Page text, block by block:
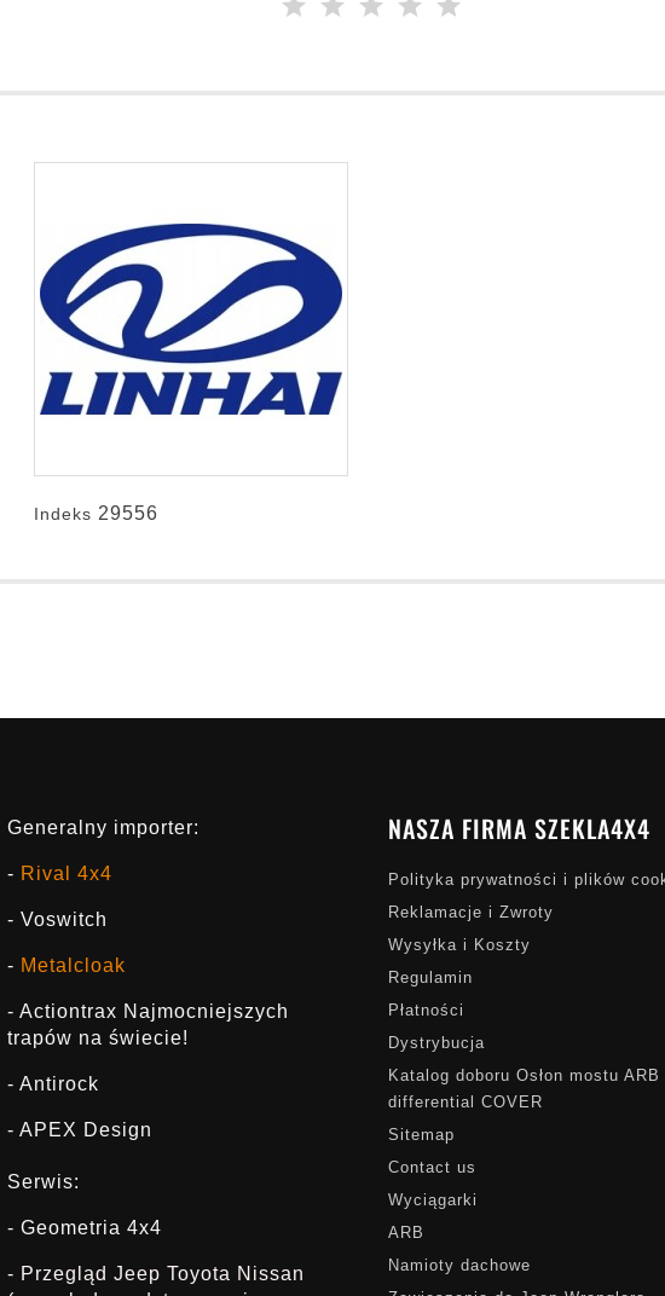
Indeks 29556
Generalny importer:
- Rival 4x4
- Voswitch
- Metalcloak
- Actiontrax Najmocniejszych
trapów na świecie!
- Antirock
- APEX Design
Serwis:
- Geometria 4x4
- Przegląd Jeep Toyota Nissan
NASZA FIRMA SZEKLA4X4
Polityka prywatności i plików
Reklamacje i Zwroty
Wysyłka i Koszty
Regulamin
Płatności
Dystrybucja
Katalog doboru Osłon mostu ARB
differential COVER
Sitemap
Contact us
Wyciągarki
ARB
Namioty dachowe